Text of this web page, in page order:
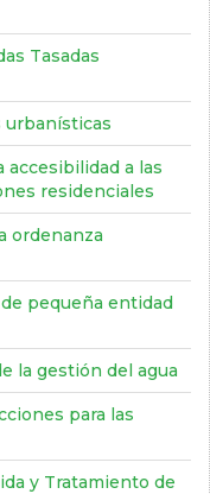
Tasadas
urbanísticas
accesibilidad a las
residenciales
ordenanza
pequeña entidad
la gestión del agua
para las
y Tratamiento de